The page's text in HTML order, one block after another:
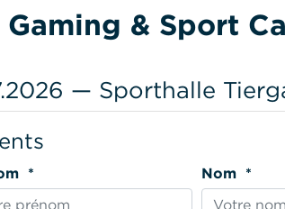
& Sport
— Sporthalle
Prénom * Nom *